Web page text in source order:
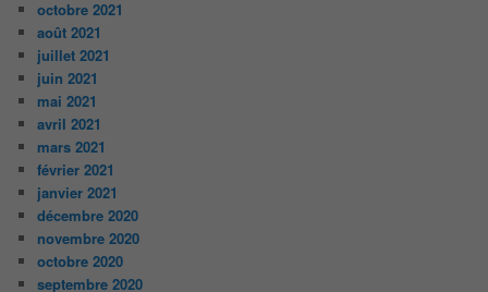
octobre 2021
août 2021
juillet 2021
juin 2021
mai 2021
avril 2021
mars 2021
février 2021
janvier 2021
décembre 2020
novembre 2020
octobre 2020
septembre 2020